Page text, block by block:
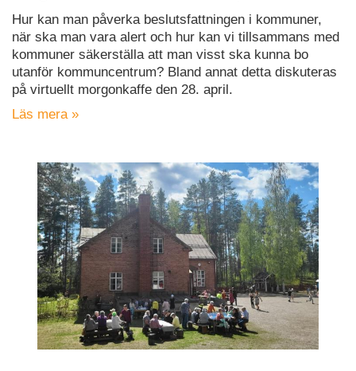
Hur kan man påverka beslutsfattningen i kommuner,
när ska man vara alert och hur kan vi tillsammans med
kommuner säkerställa att man visst ska kunna bo
utanför kommuncentrum? Bland annat detta diskuteras
på virtuellt morgonkaffe den 28. april.
Läs mera »